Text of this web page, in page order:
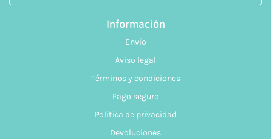
Información
Envío
Aviso legal
Términos y condiciones
Pago seguro
Política de privacidad
Devoluciones